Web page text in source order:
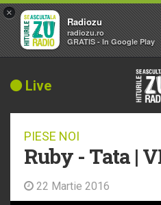
Live
PIESE NOI
Ruby - Tata |
22 Martie 2016
×
Radiozu
radiozu.ro
GRATIS - In Google Play